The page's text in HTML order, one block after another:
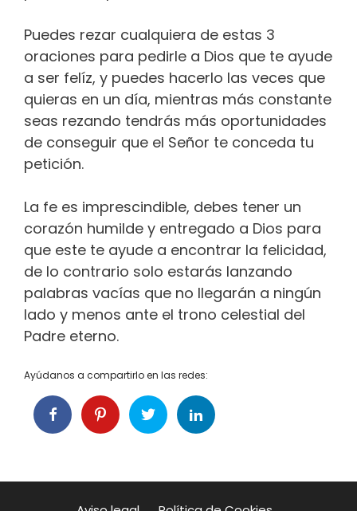
Puedes rezar cualquiera de estas 3
oraciones para pedirle a Dios que te ayude
a ser felíz, y puedes hacerlo las veces que
quieras en un día, mientras más constante
seas rezando tendrás más oportunidades
de conseguir que el Señor te conceda tu
petición.
La fe es imprescindible, debes tener un
corazón humilde y entregado a Dios para
que este te ayude a encontrar la felicidad,
de lo contrario solo estarás lanzando
palabras vacías que no llegarán a ningún
lado y menos ante el trono celestial del
Padre eterno.
Ayúdanos a compartirlo en las redes: